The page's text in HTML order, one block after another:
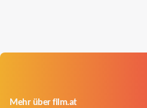
Mehr über film.at